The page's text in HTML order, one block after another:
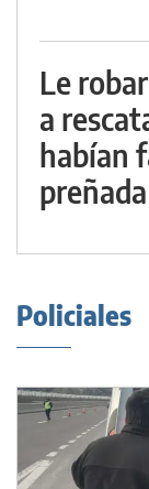
Le
a
habían
preñada
Policiales